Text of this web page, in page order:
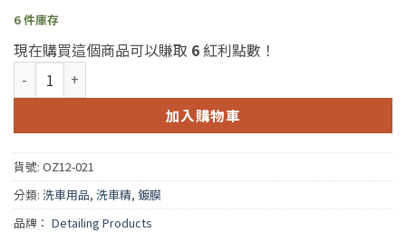
6 件庫存
現在購買這個商品可以賺取 6紅利點數！
Detailing Products GR4 Graphene Wash 12oz 約355ml(DP 石
加入購物車
貨號: OZ12-021
分類: 洗車用品, 洗車精, 鍍膜
品牌： Detailing Products